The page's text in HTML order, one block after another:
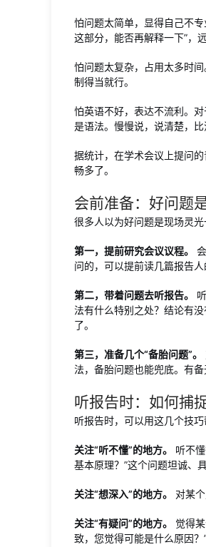
怕问题太简单，显得自己不
这部分，能否再解释一下”，
怕问题太复杂，占用太多时
制得当就行。
怕英语不好，表达不流利。
是语法。慢慢说，说清楚，比
据统计，在学术会议上提问
畅多了。
会前准备：好问题
很多人以为好问题是现场灵
第一，提前研究会议议程。
问的，可以提前读几篇报告
第二，带着问题去听报告。
法有什么特别之处？结论有
了。
第三，准备几个“备胎问题”。
法，备胎问题也能兜底。有备
听报告时：如何捕
听报告时，可以用这几个技巧
关注“听不懂”的地方。
听不
基本原理？”这个问题坦诚、
关注“想深入”的地方。 对某
关注“有疑问”的地方。
觉得
致，您觉得可能是什么原因？